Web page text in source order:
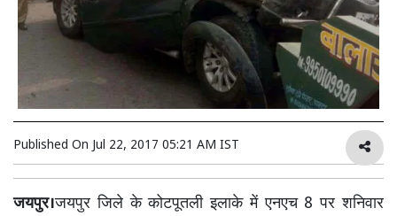
Published On Jul 22, 2017 05:21 AM IST
जयपुर।जयपुर जिले के कोटपूतली इलाके में एनएच 8 पर शनिवार